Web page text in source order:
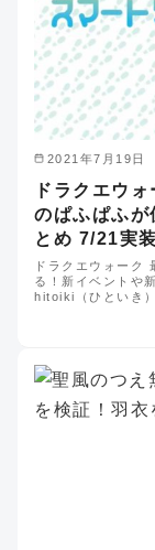
2021年7月19日
ドラクエウ
のぱふぱふが
とめ 7/21実
ドラクエウォーク
る！新イベントや
hitoiki（ひといき